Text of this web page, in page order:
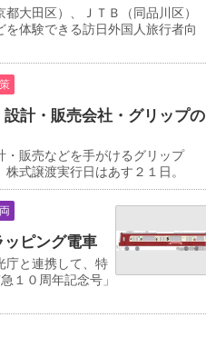
大田区）、ＪＴＢ（同品川区）
体験できる訪日外国人旅行者向
計・販売会社・グリップの
販売などを手がけるグリップ
式譲渡実行日はあす２１日。
ピング電車
庁と連携して、特
１０周年記念号」